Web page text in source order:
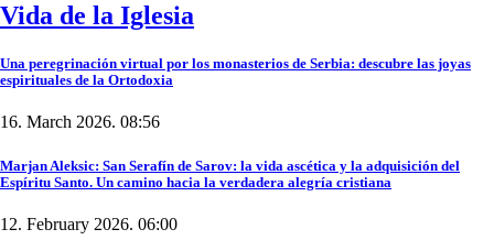
Vida de la Iglesia
Una peregrinación virtual por los monasterios de Serbia: descubre las joyas
espirituales de la Ortodoxia
16. March 2026. 08:56
Marjan Aleksic: San Serafín de Sarov: la vida ascética y la adquisición del
Espíritu Santo. Un camino hacia la verdadera alegría cristiana
12. February 2026. 06:00